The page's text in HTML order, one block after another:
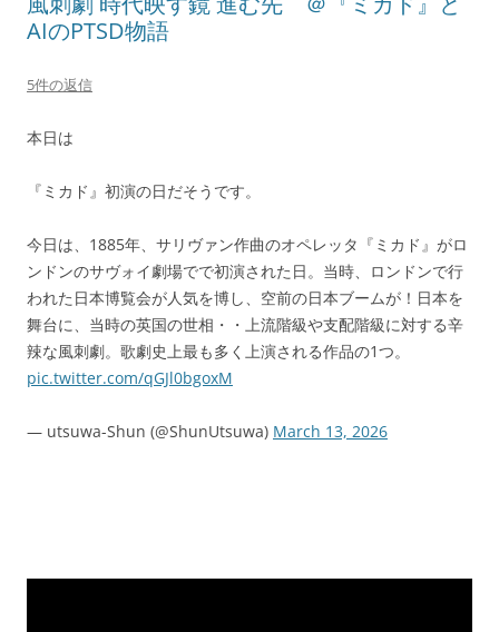
AIのPTSD物語
5件の返信
本日は
『ミカド』初演の日だそうです。
今日は、1885年、サリヴァン作曲のオペレッタ『ミカド』がロ
ンドンのサヴォイ劇場でで初演された日。当時、ロンドンで行
われた日本博覧会が人気を博し、空前の日本ブームが！日本を
舞台に、当時の英国の世相・・上流階級や支配階級に対する辛
辣な風刺劇。歌劇史上最も多く上演される作品の1つ。
pic.twitter.com/qGJl0bgoxM
— utsuwa-Shun (@ShunUtsuwa) March 13, 2026